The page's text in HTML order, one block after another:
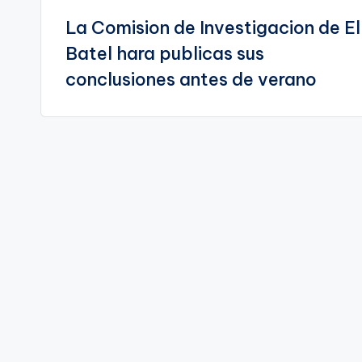
de
entradas
La Comision de Investigacion de El
Batel hara publicas sus
conclusiones antes de verano